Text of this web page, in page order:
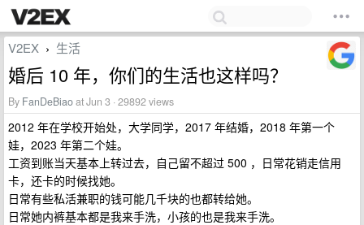
V2EX › 生活
婚后 10 年，你们的生活也这样吗？
By FanDeBiaoat Jun 3 · 29892 views
2012 年在学校开始处，大学同学，2017 年结婚，2018 年第一个
娃，2023 年第二个娃。
工资到账当天基本上转过去，自己留不超过 500 ，日常花销走信用
卡，还卡的时候找她。
日常有些私活兼职的钱可能几千块的也都转给她。
日常她内裤基本都是我来手洗，小孩的也是我来手洗。